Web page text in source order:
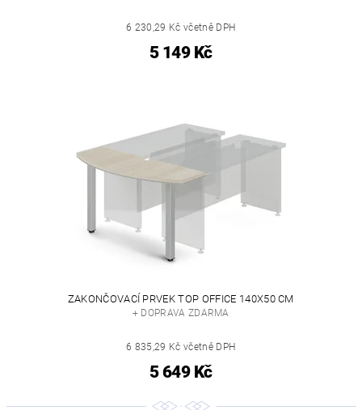
6 230,29 Kč včetně DPH
5 149 Kč
ZAKONČOVACÍ PRVEK TOP OFFICE 140X50 CM
+ DOPRAVA ZDARMA
6 835,29 Kč včetně DPH
5 649 Kč